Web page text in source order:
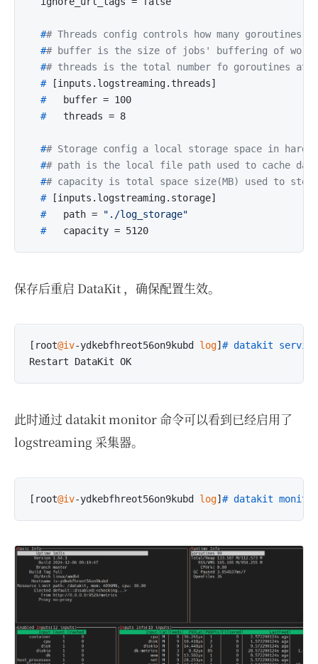
  #
# Threads config controls how many goroutines
  #
# buffer is the size of jobs' buffering of
  #
# threads is the total number fo goroutines at
  #
[inputs.logstreaming.threads]
  #
  buffer = 100
  #
  threads = 8
  #
# Storage config a local storage space in hard
  #
# path is the local file path used to cache
  #
# capacity is total space size(MB) used to
  #
[inputs.logstreaming.storage]
  #
  path =
"./log_storage"
  #
  capacity = 5120
保存后重启 DataKit ，确保配置生效。
[root@iv-ydkebfhreot56on9kubd log] # datakit
此时通过 datakit monitor 命令可以看到已经启用了
logstreaming 采集器。
[root@iv-ydkebfhreot56on9kubd log] # datakit monitor